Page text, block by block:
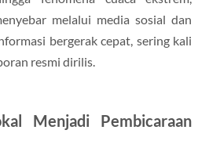
melalui media sosial dan
bergerak cepat, sering kali
resmi dirilis.
Menjadi Pembicaraan